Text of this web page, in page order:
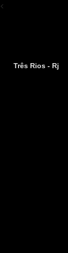
<
Três Rios - Rj